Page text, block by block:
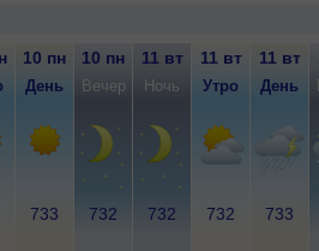
10 пн 10 пн 11 вт 11 вт 11 вт
День Вечер Ночь Утро День
733 732 732 732 733